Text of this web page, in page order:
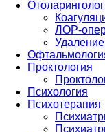
ЛОР-
Проктология
Психология
Психотерапия